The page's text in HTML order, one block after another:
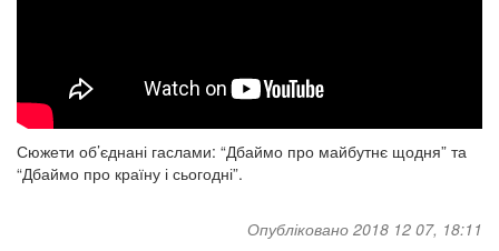
Сюжети об’єднані гаслами: “Дбаймо про майбутнє щодня” та
“Дбаймо про країну і сьогодні”.
Опубліковано 2018 12 07, 18:11